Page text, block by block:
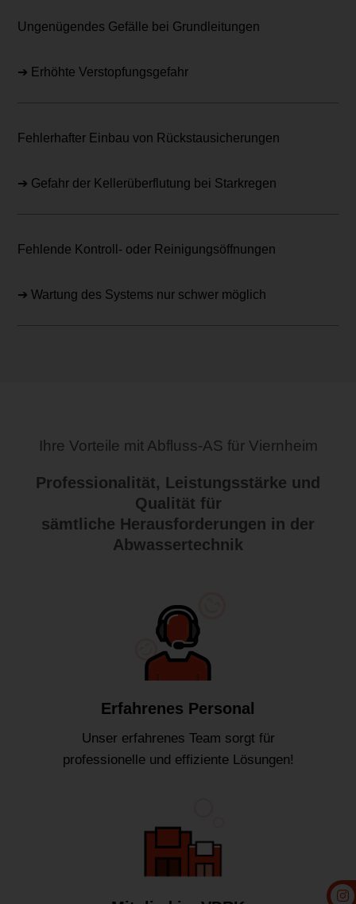
Ungenügendes Gefälle bei Grundleitungen
➔ Erhöhte Verstopfungsgefahr
Fehlerhafter Einbau von Rückstausicherungen
➔ Gefahr der Kellerüberflutung bei Starkregen
Fehlende Kontroll- oder Reinigungsöffnungen
➔ Wartung des Systems nur schwer möglich
Ihre Vorteile mit Abfluss-AS für Viernheim
Professionalität, Leistungsstärke und
Qualität für
sämtliche Herausforderungen in der
Abwassertechnik
Erfahrenes Personal
Unser erfahrenes Team sorgt für
professionelle und effiziente Lösungen!